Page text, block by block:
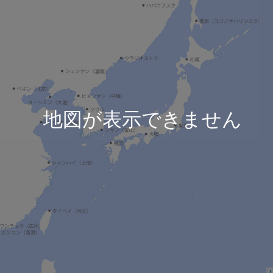
地図が表示できません